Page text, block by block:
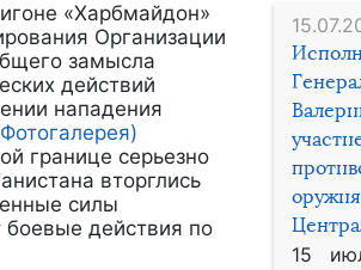
15
«Харбмайдон»
Организации
замысла
действий
нападения
границе серьезно
вторглись
силы
боевые действия по